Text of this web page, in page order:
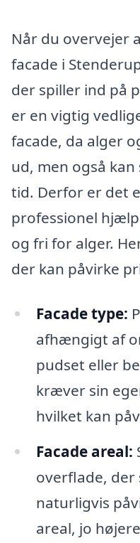
Når du overvejer
facade i
der spiller ind på
er en vigtig
facade, da alger
ud, men også
tid. Derfor er det
professionel
og fri for alger.
der kan påvirke
Facade type:
afhængigt af
pudset eller
kræver sin
hvilket kan
Facade areal:
overflade, der
naturligvis
areal, jo